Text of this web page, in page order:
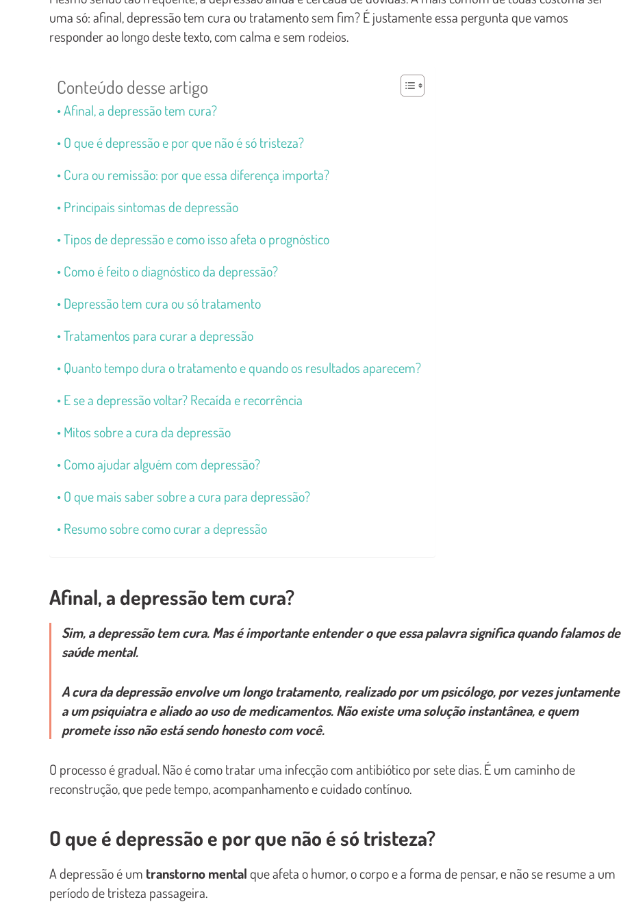
uma só: afinal, depressão tem cura ou tratamento sem fim? É justamente essa pergunta que vamos
responder ao longo deste texto, com calma e sem rodeios.
Conteúdo desse artigo
Afinal, a depressão tem cura?
O que é depressão e por que não é só tristeza?
Cura ou remissão: por que essa diferença importa?
Principais sintomas de depressão
Tipos de depressão e como isso afeta o prognóstico
Como é feito o diagnóstico da depressão?
Depressão tem cura ou só tratamento
Tratamentos para curar a depressão
Quanto tempo dura o tratamento e quando os resultados aparecem?
E se a depressão voltar? Recaída e recorrência
Mitos sobre a cura da depressão
Como ajudar alguém com depressão?
O que mais saber sobre a cura para depressão?
Resumo sobre como curar a depressão
Afinal, a depressão tem cura?
Sim, a depressão tem cura. Mas é importante entender o que essa palavra significa quando falamos de
saúde mental.
A cura da depressão envolve um longo tratamento, realizado por umpsicólogo, por vezes juntamente
a umpsiquiatrae aliado ao uso de medicamentos.Não existe uma solução instantânea, e quem
promete isso não está sendo honesto com você.
O processo é gradual. Não é como tratar uma infecção com antibiótico por sete dias. É um caminho de
reconstrução, que pede tempo, acompanhamento e cuidado contínuo.
O que é depressão e por que não é só tristeza?
A depressão é um transtorno mental que afeta o humor, o corpo e a forma de pensar, e não se resume a um
período de tristeza passageira.